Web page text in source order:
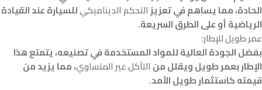
الحادة، مما يساهم في تعزيز التحكم الديناميكيللسيارة عند القيادة
الرياضية أو على الطرق السريعة.
عمر طويل للإطار:
بفضل الجودة العالية للمواد المستخدمة في تصنيعه، يتمتع هذا
الإطار بعمر طويل ويقلل من التآكل غير المتساوي، مما يزيد من
قيمته كاستثمار طويل الأمد.